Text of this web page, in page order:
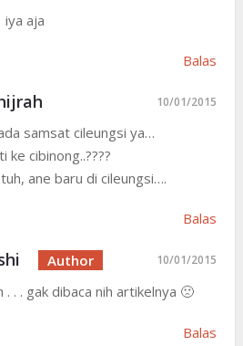
iya aja
Balas
10/01/2015
samsat cileungsi ya…
ke cibinong..????
ane baru di cileungsi….
Balas
10/01/2015
. . . gak dibaca nih artikelnya 🙁
Balas